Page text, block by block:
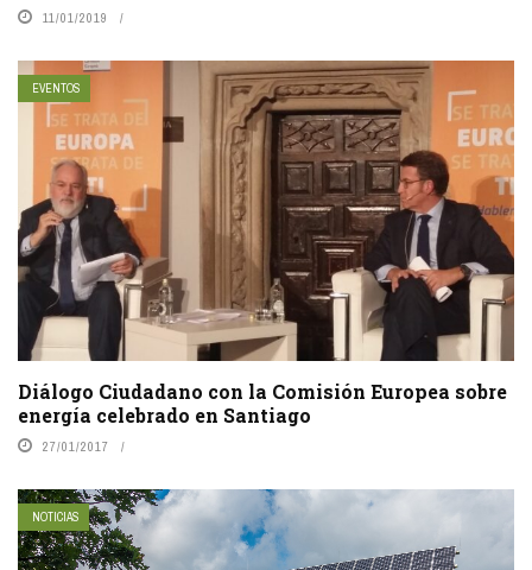
11/01/2019
EVENTOS
Diálogo Ciudadano con la Comisión Europea sobre
energía celebrado en Santiago
27/01/2017
NOTICIAS